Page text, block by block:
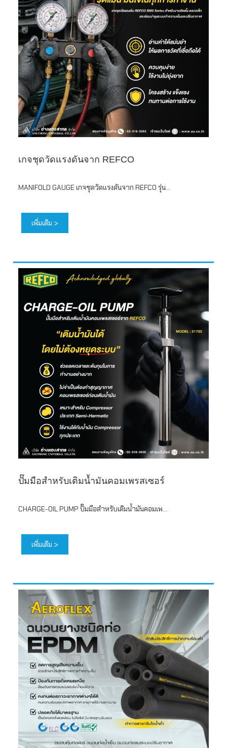
เกจชุดวัดแรงดันจาก REFCO
MANIFOLD GAUGE เกจชุดวัดแรงดันจาก REFCO รุ่น...
เพิ่มเติม >
ปั๊มมือสําหรับเติมนํ้ามันคอมเพรสเซอร์
CHARGE-OIL PUMP ปั๊มมือสําหรับเติมนํ้ามันคอมเพ...
เพิ่มเติม >